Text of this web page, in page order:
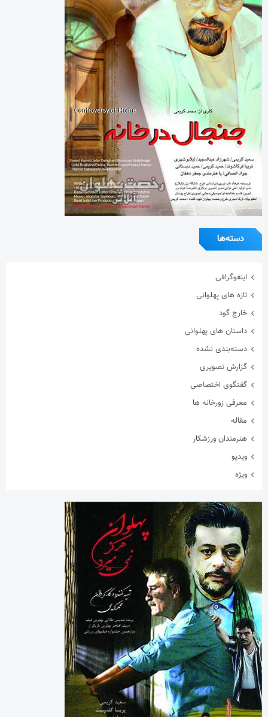
دسته‌ها
اینفوگرافی
تازه های پهلوانی
خارج گود
داستان های پهلوانی
دسته‌بندی نشده
گزارش تصویری
گفتگوی اختصاصی
معرفی زورخانه ها
مقاله
هنرمندان ورزشکار
ویدیو
ویژه